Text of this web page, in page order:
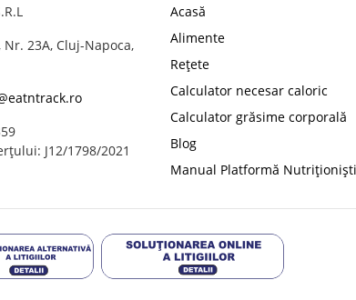
23A, Cluj-Napoca,
J12/1798/2021
Acasă
Alimente
Rețete
Calculator necesar caloric
Calculator grăsime corporală
Blog
Manual Platformă Nutriționiști